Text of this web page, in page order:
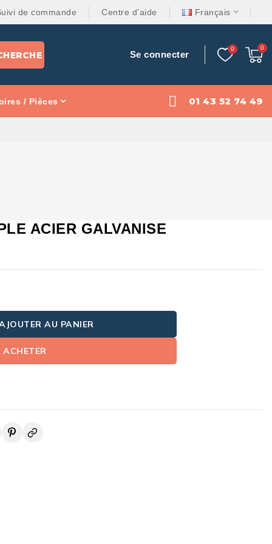
de commande Centre d’aide Français
Se connecter
/ Pièces 01 43 52 74 49
ACIER GALVANISE
AU PANIER
ACHETER